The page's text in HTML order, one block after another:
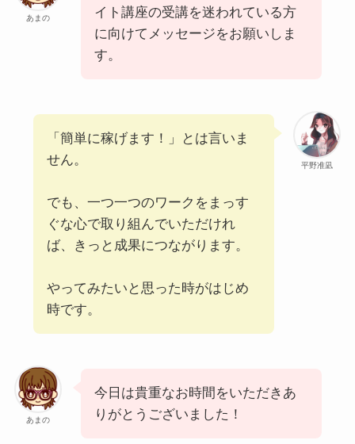
あまの
イト講座の受講を迷われている方
に向けてメッセージをお願いしま
す。
平野准凪
「簡単に稼げます！」とは言いま
せん。
でも、一つ一つのワークをまっす
ぐな心で取り組んでいただけれ
ば、きっと成果につながります。
やってみたいと思った時がはじめ
時です。
あまの
今日は貴重なお時間をいただきあ
りがとうございました！